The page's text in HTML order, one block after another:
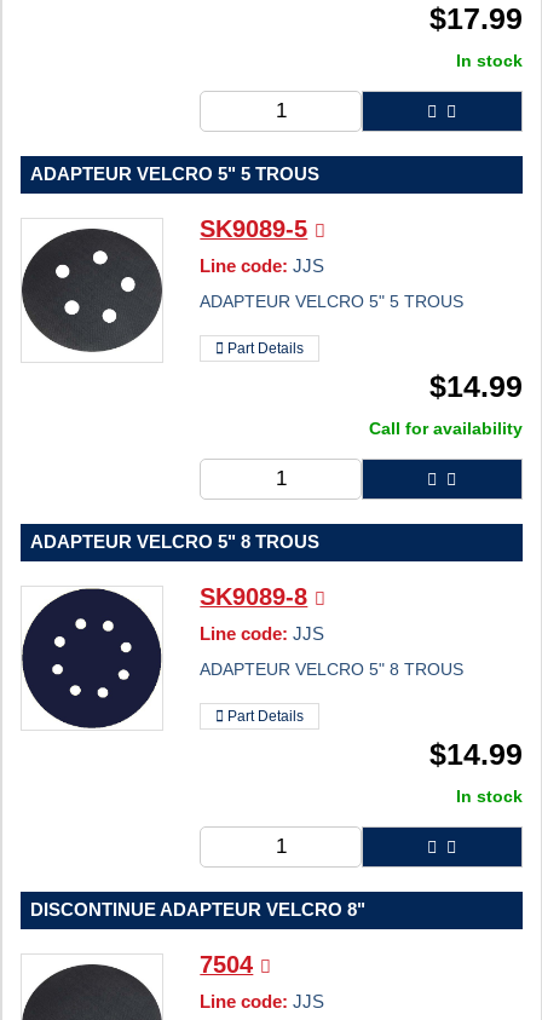
$17.99
In stock
ADAPTEUR VELCRO 5" 5 TROUS
SK9089-5
Line code: JJS
ADAPTEUR VELCRO 5" 5 TROUS
Part Details
$14.99
Call for availability
ADAPTEUR VELCRO 5" 8 TROUS
SK9089-8
Line code: JJS
ADAPTEUR VELCRO 5" 8 TROUS
Part Details
$14.99
In stock
DISCONTINUE ADAPTEUR VELCRO 8"
7504
Line code: JJS